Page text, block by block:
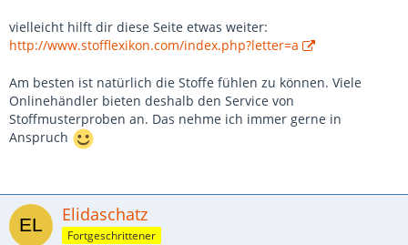
vielleicht hilft dir diese Seite etwas weiter:
http://www.stofflexikon.com/index.php?letter=a
Am besten ist natürlich die Stoffe fühlen zu können. Viele
Onlinehändler bieten deshalb den Service von
Stoffmusterproben an. Das nehme ich immer gerne in
Anspruch
Elidaschatz
Fortgeschrittener